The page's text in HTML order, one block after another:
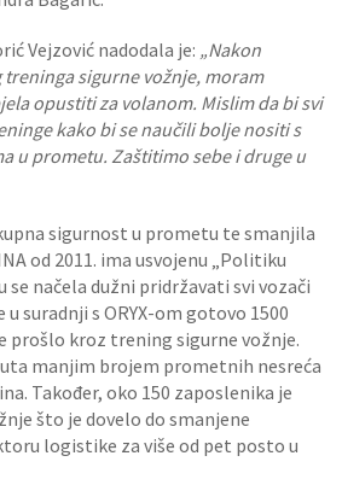
Vejzović nadodala je: „Nakon
sigurne vožnje, moram
opustiti za volanom. Mislim da bi svi
kako bi se naučili bolje nositi s
u prometu. Zaštitimo sebe i druge u
sigurnost u prometu te smanjila
od 2011. ima usvojenu „Politiku
se načela dužni pridržavati svi vozači
suradnji s ORYX-om gotovo 1500
prošlo kroz trening sigurne vožnje.
manjim brojem prometnih nesreća
Također, oko 150 zaposlenika je
što je dovelo do smanjene
logistike za više od pet posto u